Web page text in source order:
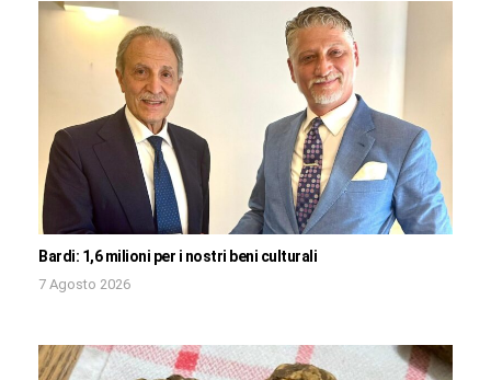
Bardi: 1,6 milioni per i nostri beni culturali
7 Agosto 2026